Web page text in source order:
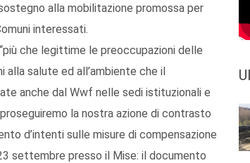
alla mobilitazione promossa per
interessati.
che legittime le preoccupazioni delle
alla salute ed all’ambiente che il
anche dal Wwf nelle sedi istituzionali e
la nostra azione di contrasto
d’intenti sulle misure di compensazione
settembre presso il Mise: il documento